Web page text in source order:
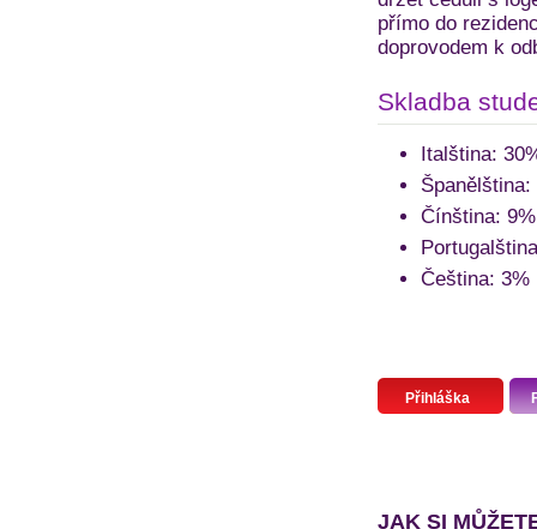
přímo do
doprovodem k
Skladba
Italština:
Španělština:
Čínština: 9%
Čeština: 3%
Přihláška
JAK SI